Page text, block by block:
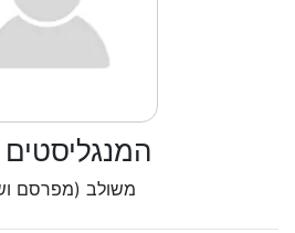
משולב (מפרסם